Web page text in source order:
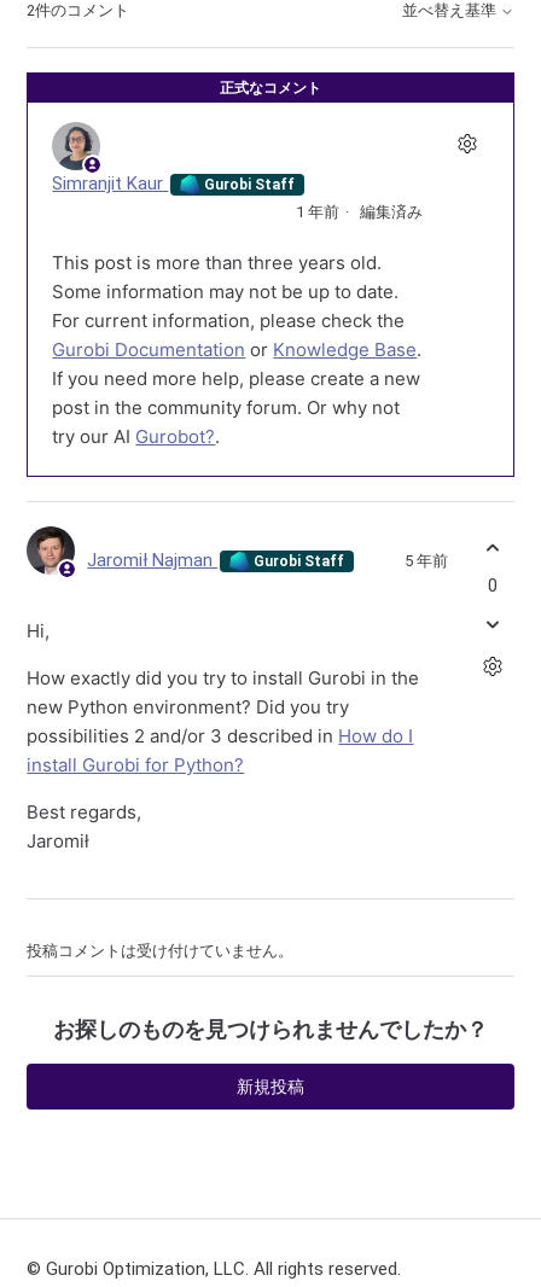
2件のコメント 並べ替え基準
正式なコメント
Simranjit Kaur Gurobi Staff
1 年前 編集済み
This post is more than three years old.
Some information may not be up to date.
For current information, please check the
Gurobi Documentation or Knowledge Base.
If you need more help, please create a new
post in the community forum. Or why not
try our AI Gurobot?.
Jaromił Najman Gurobi Staff 5 年前
Hi,
How exactly did you try to install Gurobi in the
new Python environment? Did you try
possibilities 2 and/or 3 described in How do I
install Gurobi for Python?
Best regards,
Jaromił
0
投稿コメントは受け付けていません。
お探しのものを見つけられませんでしたか？
新規投稿
© Gurobi Optimization, LLC. All rights reserved.